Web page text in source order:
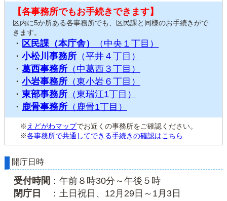
【各事務所でもお手続きできます】
区内に5か所ある各事務所でも、区民課と同様のお手続きがで
きます。
・ 区民課（本庁舎）
（中央１丁目）
・ 小松川事務所 （平井４丁目）
・ 葛西事務所 （中葛西３丁目）
・ 小岩事務所 （東小岩６丁目）
・ 東部事務所 （東瑞江1丁目）
・ 鹿骨事務所 （鹿骨1丁目）
※ えどがわマップでお近くの事務所をご確認ください。
※各事務所で共通してできる手続きの確認はこちら
開庁日時
受付時間 ：午前８時30分～午後５時
閉庁日
：土日祝日、12月29日～1月3日